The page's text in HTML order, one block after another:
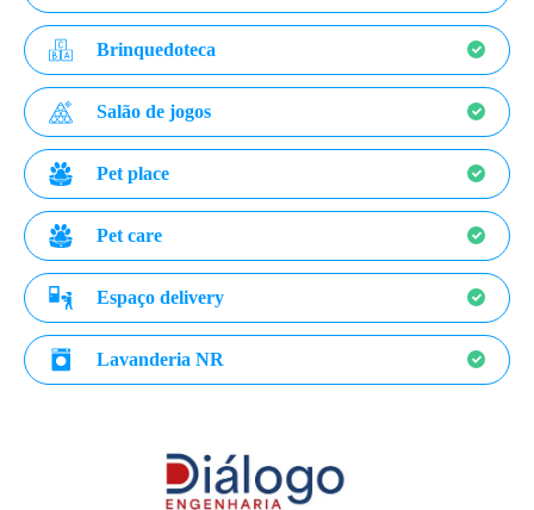
Brinquedoteca
Salão de jogos
Pet place
Pet care
Espaço delivery
Lavanderia NR